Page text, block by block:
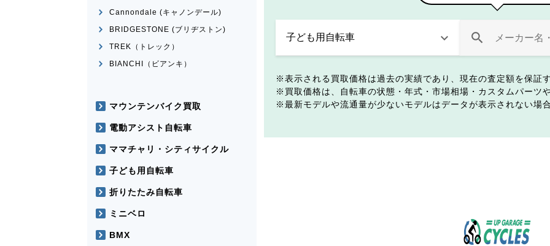
表示される買取価格は過去の実績であり、現在の査定額を保証
買取価格は、自転車の状態・年式・市場相場・カスタムパーツ
最新モデルや流通量が少ないモデルはデータが表示されない場
Cannondale (キャノンデール)
BRIDGESTONE (ブリヂストン)
TREK（トレック）
BIANCHI（ビアンキ）
マウンテンバイク買取
電動アシスト自転車
ママチャリ・シティサイクル
子ども用自転車
折りたたみ自転車
ミニベロ
BMX